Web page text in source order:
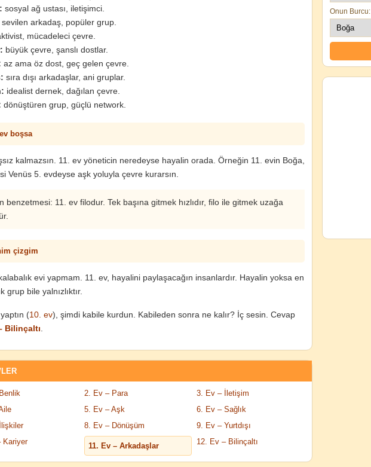
sosyal ağ ustası, iletişimci.
sevilen arkadaş, popüler grup.
mücadeleci çevre.
büyük çevre, şanslı dostlar.
az ama öz dost, geç gelen çevre.
sıra dışı arkadaşlar, ani gruplar.
idealist dernek, dağılan çevre.
dönüştüren grup, güçlü network.
boşsa
kalmazsın. 11. ev yöneticin neredeyse hayalin orada. Örneğin 11. evin Boğa,
Venüs 5. evdeyse aşk yoluyla çevre kurarsın.
benzetmesi: 11. ev filodur. Tek başına gitmek hızlıdır, filo ile gitmek uzağa
çizgim
evi yapmam. 11. ev, hayalini paylaşacağın insanlardır. Hayalin yoksa en
grup bile yalnızlıktır.
(10. ev), şimdi kabile kurdun. Kabileden sonra ne kalır? İç sesin. Cevap
Bilinçaltı
2. Ev – Para
3. Ev – İletişim
5. Ev – Aşk
6. Ev – Sağlık
8. Ev – Dönüşüm
9. Ev – Yurtdışı
Kariyer
11. Ev – Arkadaşlar 12. Ev – Bilinçaltı
Onun Burcu: